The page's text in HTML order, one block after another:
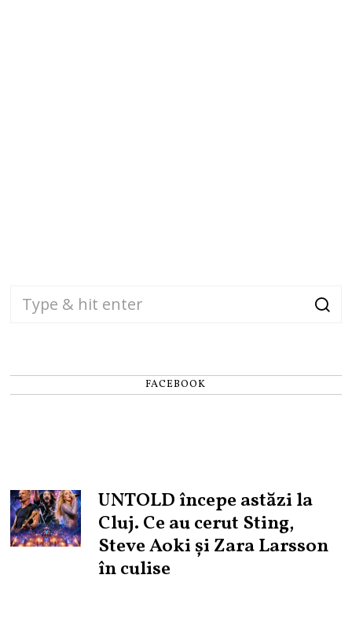
FACEBOOK
UNTOLD începe astăzi la
Cluj. Ce au cerut Sting,
Steve Aoki și Zara Larsson
în culise